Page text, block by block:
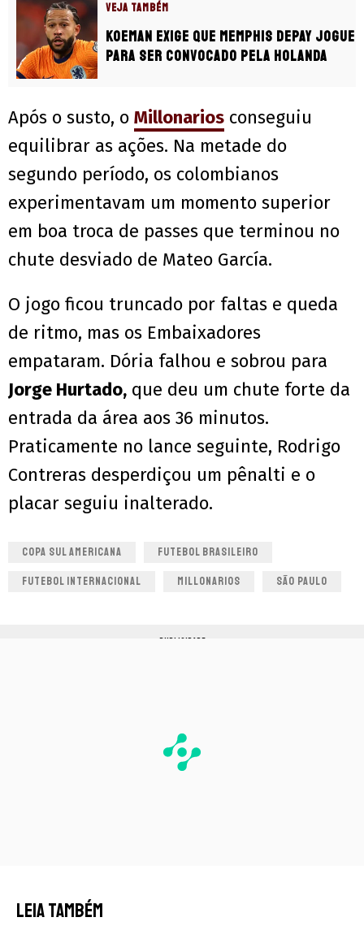
VEJA TAMBÉM
Koeman exige que Memphis Depay jogue
para ser convocado pela Holanda
Após o susto, o Millonarios conseguiu
equilibrar as ações. Na metade do
segundo período, os colombianos
experimentavam um momento superior
em boa troca de passes que terminou no
chute desviado de Mateo García.
O jogo ficou truncado por faltas e queda
de ritmo, mas os Embaixadores
empataram. Dória falhou e sobrou para
Jorge Hurtado, que deu um chute forte da
entrada da área aos 36 minutos.
Praticamente no lance seguinte, Rodrigo
Contreras desperdiçou um pênalti e o
placar seguiu inalterado.
COPA SUL AMERICANA FUTEBOL BRASILEIRO
FUTEBOL INTERNACIONAL MILLONARIOS SÃO PAULO
PUBLICIDADE
LEIA TAMBÉM